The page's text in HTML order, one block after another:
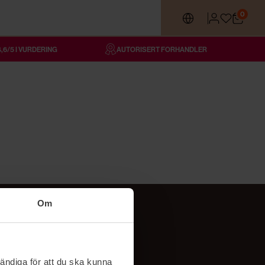
Om
för att du ska kunna
0
5 I VURDERING AUTORISERT FORHANDLER
Følg oss